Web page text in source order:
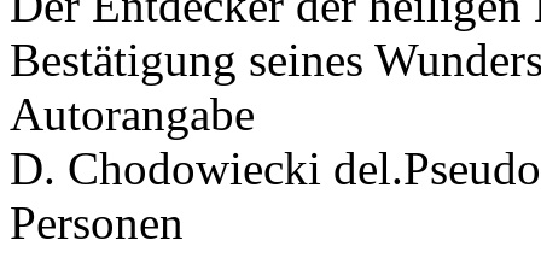
Bestätigung seines
Autorangabe
D. Chodowiecki del.
Personen